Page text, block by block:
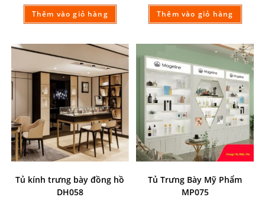
Thêm vào giỏ hàng Thêm vào giỏ hàng
Tủ kính trưng bày đồng hồ
DH058
Tủ Trưng Bày Mỹ Phẩm
MP075